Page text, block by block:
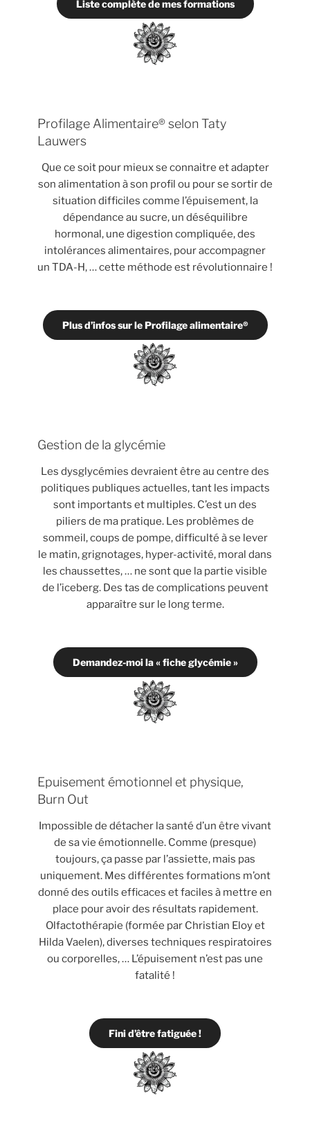
Liste complète de mes formations
Profilage Alimentaire® selon Taty
Lauwers
Que ce soit pour mieux se connaitre et adapter
son alimentation à son profil ou pour se sortir de
situation difficiles comme l’épuisement, la
dépendance au sucre, un déséquilibre
hormonal, une digestion compliquée, des
intolérances alimentaires, pour accompagner
un TDA-H, … cette méthode est révolutionnaire !
Plus d’infos sur le Profilage alimentaire®
Gestion de la glycémie
Les dysglycémies devraient être au centre des
politiques publiques actuelles, tant les impacts
sont importants et multiples. C’est un des
piliers de ma pratique. Les problèmes de
sommeil, coups de pompe, difficulté à se lever
le matin, grignotages, hyper-activité, moral dans
les chaussettes, … ne sont que la partie visible
de l’iceberg. Des tas de complications peuvent
apparaître sur le long terme.
Demandez-moi la « fiche glycémie »
Epuisement émotionnel et physique,
Burn Out
Impossible de détacher la santé d’un être vivant
de sa vie émotionnelle. Comme (presque)
toujours, ça passe par l’assiette, mais pas
uniquement. Mes différentes formations m’ont
donné des outils efficaces et faciles à mettre en
place pour avoir des résultats rapidement.
Olfactothérapie (formée par Christian Eloy et
Hilda Vaelen), diverses techniques respiratoires
ou corporelles, … L’épuisement n’est pas une
fatalité !
Fini d’être fatiguée !